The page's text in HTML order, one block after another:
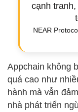
cạnh
NEAR
Appchain không
quá cao như
hành mà vẫn
nhà phát triển